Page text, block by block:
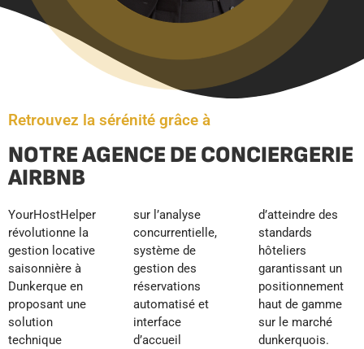
Retrouvez la sérénité grâce à
NOTRE AGENCE DE CONCIERGERIE
AIRBNB
YourHostHelper
révolutionne la
gestion locative
saisonnière à
Dunkerque en
proposant une
solution
technique
sur l’analyse
concurrentielle,
système de
gestion des
réservations
automatisé et
interface
d’accueil
d’atteindre des
standards
hôteliers
garantissant un
positionnement
haut de gamme
sur le marché
dunkerquois.